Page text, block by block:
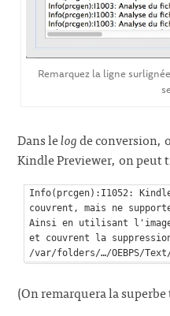
Remarquez la ligne
Dans lelogde conversion,
Kindle Previewer, on peut
Info(prcgen):I1052:
couvrent, mais ne
Ainsi en utilisant
et couvrent la
(On remarquera la